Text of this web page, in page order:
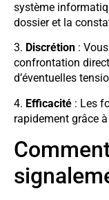
système
dossier et la
3. Discrétion :
confrontation
d’éventuelles
4. Efficacité : Les
rapidement grâce